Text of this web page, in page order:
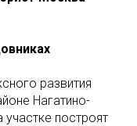
развития
Нагатино-
участке построят